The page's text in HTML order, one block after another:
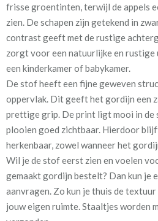
• In de winter blijft kou zoveel
• In de zomerperiode wordt warmte
• In een slaapkamer helpt dit bij een
• Werkt geluidsisolerend
• Beschermt het gordijn tegen
• Zorgt voor een verzorgd aanzicht
KinderGordijnenheeft drie soorten
•Kwart verduisterend,
•Half verduisterend
•100% verduisterend
Zo kun je zelf bepalen hoeveel licht
frisse groentinten, terwijl de appels
zien. De schapen zijn getekend in
contrast geeft met de rustige
zorgt voor een natuurlijke en
een kinderkamer of babykamer.
De stof heeft een fijne geweven
oppervlak. Dit geeft het gordijn een
prettige grip. De print ligt mooi in de
plooien goed zichtbaar. Hierdoor
herkenbaar, zowel wanneer het
Wil je de stof eerst zien en voelen
gemaakt gordijn bestelt? Dan kun je
aanvragen. Zo kun je thuis de
jouw eigen ruimte. Staaltjes worden